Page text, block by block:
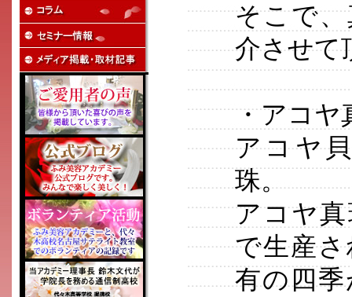
そこで
介させて
・アコヤ
アコヤ
珠。
アコヤ
で生産
有の四